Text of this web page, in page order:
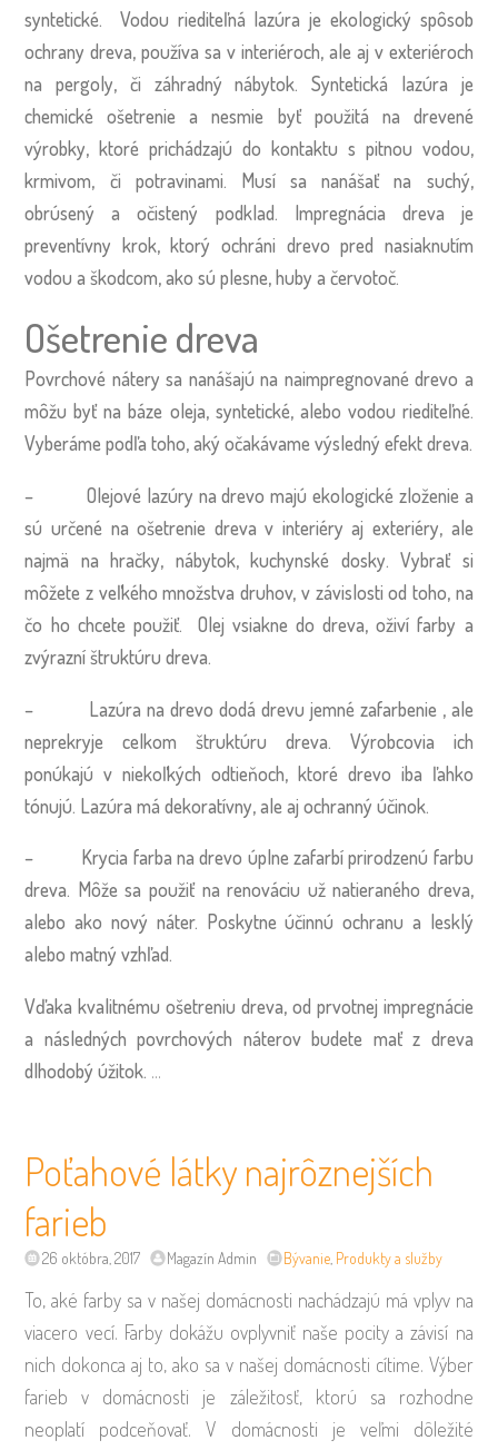
syntetické. Vodou riediteľná lazúra je ekologický spôsob
ochrany dreva, používa sa v interiéroch, ale aj v exteriéroch
na pergoly, či záhradný nábytok. Syntetická lazúra je
chemické ošetrenie a nesmie byť použitá na drevené
výrobky, ktoré prichádzajú do kontaktu s pitnou vodou,
krmivom, či potravinami. Musí sa nanášať na suchý,
obrúsený a očistený podklad. Impregnácia dreva je
preventívny krok, ktorý ochráni drevo pred nasiaknutím
vodou a škodcom, ako sú plesne, huby a červotoč.
Ošetrenie dreva
Povrchové nátery sa nanášajú na naimpregnované drevo a
môžu byť na báze oleja, syntetické, alebo vodou riediteľné.
Vyberáme podľa toho, aký očakávame výsledný efekt dreva.
– Olejové lazúry na drevo majú ekologické zloženie a
sú určené na ošetrenie dreva v interiéry aj exteriéry, ale
najmä na hračky, nábytok, kuchynské dosky. Vybrať si
môžete z veľkého množstva druhov, v závislosti od toho, na
čo ho chcete použiť. Olej vsiakne do dreva, oživí farby a
zvýrazní štruktúru dreva.
– Lazúra na drevo dodá drevu jemné zafarbenie , ale
neprekryje celkom štruktúru dreva. Výrobcovia ich
ponúkajú v niekoľkých odtieňoch, ktoré drevo iba ľahko
tónujú. Lazúra má dekoratívny, ale aj ochranný účinok.
– Krycia farba na drevo úplne zafarbí prirodzenú farbu
dreva. Môže sa použiť na renováciu už natieraného dreva,
alebo ako nový náter. Poskytne účinnú ochranu a lesklý
alebo matný vzhľad.
Vďaka kvalitnému ošetreniu dreva, od prvotnej impregnácie
a následných povrchových náterov budete mať z dreva
dlhodobý úžitok. …
Poťahové látky najrôznejších
farieb
26 októbra, 2017 Magazín Admin Bývanie Produkty a služby
To, aké farby sa v našej domácnosti nachádzajú má vplyv na
viacero vecí. Farby dokážu ovplyvniť naše pocity a závisí na
nich dokonca aj to, ako sa v našej domácnosti cítime. Výber
farieb v domácnosti je záležitosť, ktorú sa rozhodne
neoplatí podceňovať. V domácnosti je veľmi dôležité